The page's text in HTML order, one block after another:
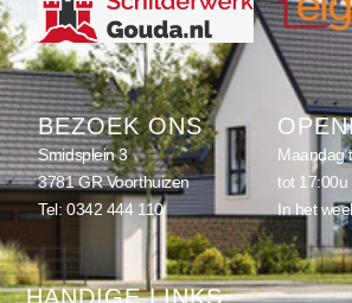
BEZOEK ONS
Smidsplein 3
3781 GR Voorthuizen
Tel:0342 444 110
Maandag
tot 17:00u
In het
HANDIGE LINKS